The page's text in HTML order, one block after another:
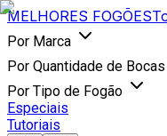
MELHORES FOGÕES
Por Marca
Por Quantidade de Bocas
Por Tipo de Fogão
Especiais
Tutoriais